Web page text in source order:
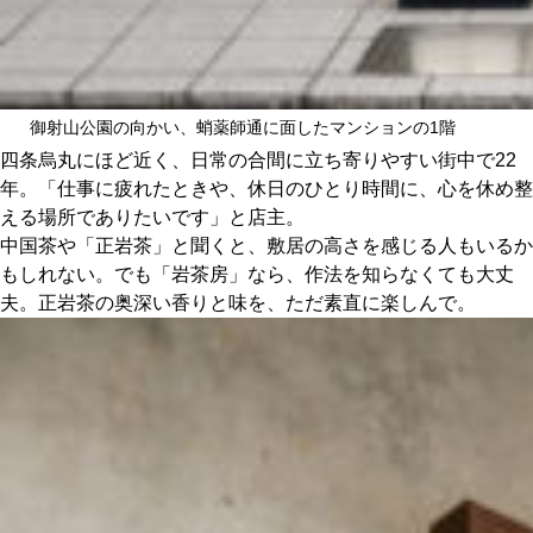
御射山公園の向かい、蛸薬師通に面したマンションの1階
四条烏丸にほど近く、日常の合間に立ち寄りやすい街中で22
年。「仕事に疲れたときや、休日のひとり時間に、心を休め整
える場所でありたいです」と店主。
中国茶や「正岩茶」と聞くと、敷居の高さを感じる人もいるか
もしれない。でも「岩茶房」なら、作法を知らなくても大丈
夫。正岩茶の奥深い香りと味を、ただ素直に楽しんで。